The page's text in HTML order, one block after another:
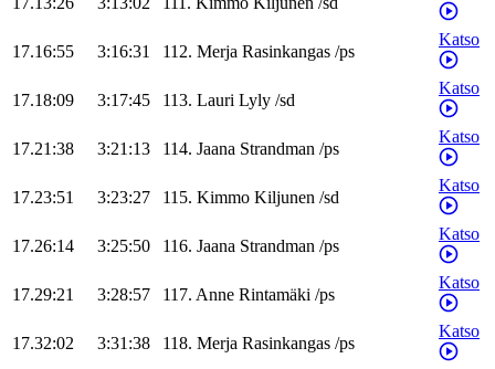
17.16:55 3:16:31 112. Merja Rasinkangas /ps
Katso
17.18:09 3:17:45 113. Lauri Lyly /sd
Katso
17.21:38 3:21:13 114. Jaana Strandman /ps
Katso
17.23:51 3:23:27 115. Kimmo Kiljunen /sd
Katso
17.26:14 3:25:50 116. Jaana Strandman /ps
Katso
17.29:21 3:28:57 117. Anne Rintamäki /ps
Katso
17.32:02 3:31:38 118. Merja Rasinkangas /ps
Katso